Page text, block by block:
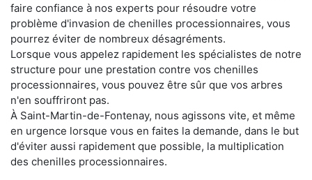
faire confiance à nos experts pour résoudre votre
problème d'invasion de chenilles processionnaires, vous
pourrez éviter de nombreux désagréments.
Lorsque vous appelez rapidement les spécialistes de notre
structure pour une prestation contre vos chenilles
processionnaires, vous pouvez être sûr que vos arbres
n'en souffriront pas.
À Saint-Martin-de-Fontenay, nous agissons vite, et même
en urgence lorsque vous en faites la demande, dans le but
d'éviter aussi rapidement que possible, la multiplication
des chenilles processionnaires.